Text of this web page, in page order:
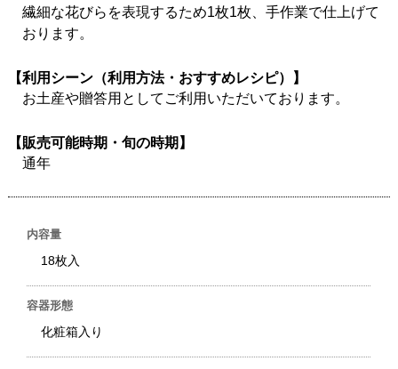
繊細な花びらを表現するため1枚1枚、手作業で仕上げて
おります。
【利用シーン（利用方法・おすすめレシピ）】
お土産や贈答用としてご利用いただいております。
【販売可能時期・旬の時期】
通年
内容量
18枚入
容器形態
化粧箱入り